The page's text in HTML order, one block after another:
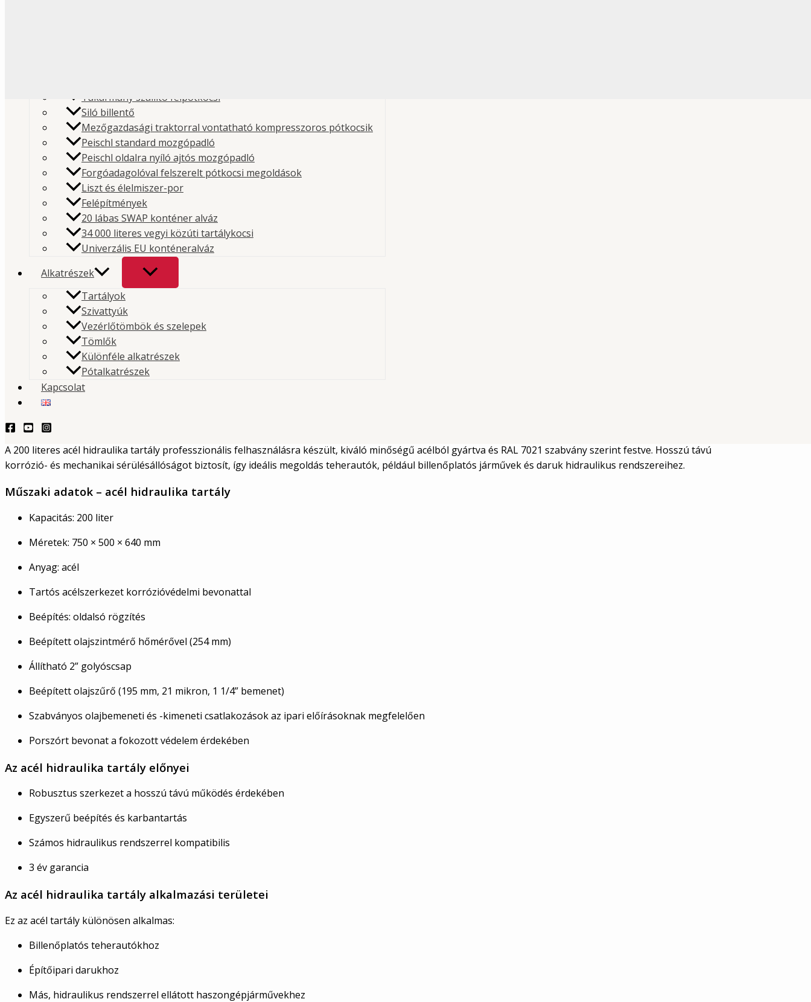
Takarmány szállító félpótkocsi
Siló billentő
Mezőgazdasági traktorral vontatható kompresszoros pótkocsik
Peischl standard mozgópadló
Peischl oldalra nyíló ajtós mozgópadló
Forgóadagolóval felszerelt pótkocsi megoldások
Liszt és élelmiszer-por
Felépítmények
20 lábas SWAP konténer alváz
34 000 literes vegyi közúti tartálykocsi
Univerzális EU konténeralváz
Alkatrészek
Tartályok
Szivattyúk
Vezérlőtömbök és szelepek
Tömlők
Különféle alkatrészek
Pótalkatrészek
Kapcsolat
Kezdőlap Bolt/Alkatrészek/Tartályok
200 liter
XSOF0200075ZT10 Kategória:Tartályok
Interpump Hydraulics
Acél hidraulika tartály 200 liter
A 200 literes acél hidraulika tartály hosszú távú ellenállást biztosít a
korrózióval és a mechanikai sérülésekkel szemben.
TERMÉKLEKÉRDEZÉS - PRODUCT QUERY
Leírás
Acél hidraulika tartály 200 liter – Interpump Hydraulics
A 200 literes acél hidraulika tartály professzionális felhasználásra készült, kiváló minőségű acélból gyártva és RAL 7021 szabvány szerint festve. Hosszú távú
korrózió- és mechanikai sérülésállóságot biztosít, így ideális megoldás teherautók, például billenőplatós járművek és daruk hidraulikus rendszereihez.
Műszaki adatok – acél hidraulika tartály
Kapacitás: 200 liter
Méretek: 750 × 500 × 640 mm
Anyag: acél
Tartós acélszerkezet korrózióvédelmi bevonattal
Beépítés: oldalsó rögzítés
Beépített olajszintmérő hőmérővel (254 mm)
Állítható 2” golyóscsap
Beépített olajszűrő (195 mm, 21 mikron, 1 1/4” bemenet)
Szabványos olajbemeneti és -kimeneti csatlakozások az ipari előírásoknak megfelelően
Porszórt bevonat a fokozott védelem érdekében
Az acél hidraulika tartály előnyei
Robusztus szerkezet a hosszú távú működés érdekében
Egyszerű beépítés és karbantartás
Számos hidraulikus rendszerrel kompatibilis
3 év garancia
Az acél hidraulika tartály alkalmazási területei
Ez az acél tartály különösen alkalmas:
Billenőplatós teherautókhoz
Építőipari darukhoz
Más, hidraulikus rendszerrel ellátott haszongépjárművekhez